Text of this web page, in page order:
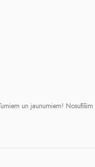
un jaunumiem! Nosūtīsim